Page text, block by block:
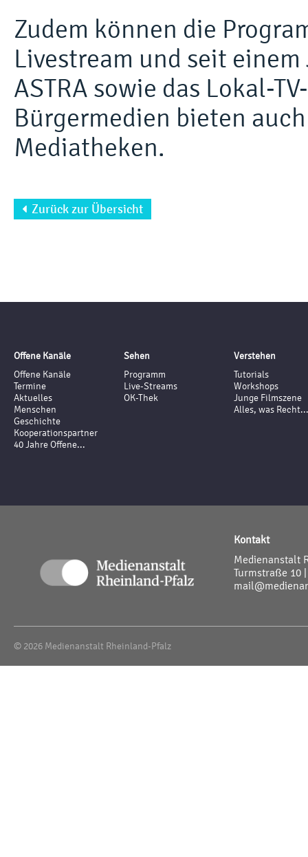
Zudem können die
Livestream und seit
ASTRA sowie das Lokal-
Bürgermedien bieten
Mediatheken.
Zurück zur Übersicht
Offene Kanäle
Offene Kanäle
Termine
Aktuelles
Menschen
Geschichte
Kooperationspartner
40 Jahre Offene...
Sehen
Programm
Live-Streams
OK-Thek
Verstehen
Tutorials
Workshops
Junge Filmszene
Alles, was Recht...
Kontakt
Medienanstalt
Turmstraße 10
© 2026 Medienanstalt Rheinland-Pfalz